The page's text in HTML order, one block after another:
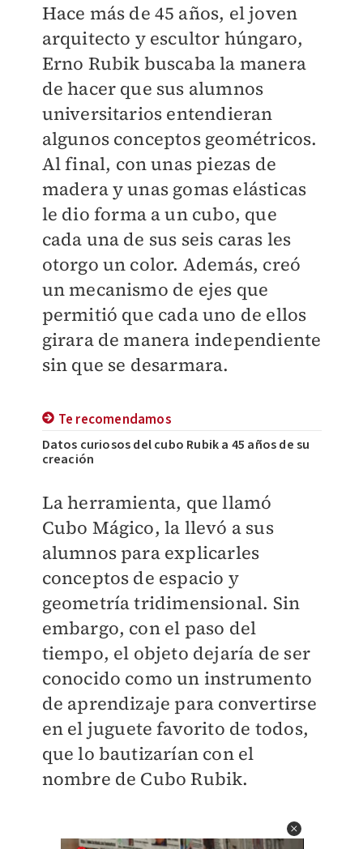
Hace más de 45 años, el joven
arquitecto y escultor húngaro,
Erno Rubik buscaba la manera
de hacer que sus alumnos
universitarios entendieran
algunos conceptos geométricos.
Al final, con unas piezas de
madera y unas gomas elásticas
le dio forma a un cubo, que
cada una de sus seis caras les
otorgo un color. Además, creó
un mecanismo de ejes que
permitió que cada uno de ellos
girara de manera independiente
sin que se desarmara.
Te recomendamos
Datos curiosos del cubo Rubik a 45 años de su
creación
La herramienta, que llamó
Cubo Mágico, la llevó a sus
alumnos para explicarles
conceptos de espacio y
geometría tridimensional. Sin
embargo, con el paso del
tiempo, el objeto dejaría de ser
conocido como un instrumento
de aprendizaje para convertirse
en el juguete favorito de todos,
que lo bautizarían con el
nombre de Cubo Rubik.